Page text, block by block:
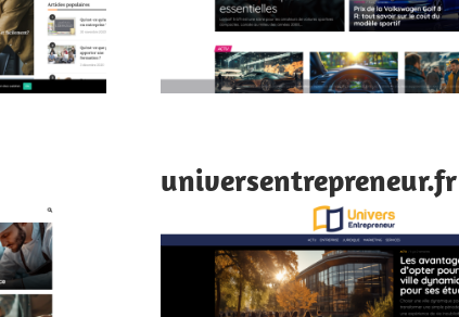
universentrepreneur.fr